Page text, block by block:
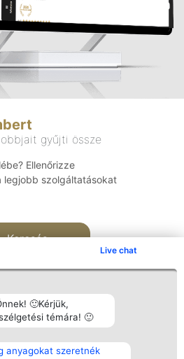
Live chat
🙂Kérjük,
témára! 🙂
anyagokat szeretnék
gyűjti össze
Ellenőrizze
legjobb szolgáltatásokat
Keresés
Népszavazás
Nyertesek
Elérhetőség
Elérhetőség